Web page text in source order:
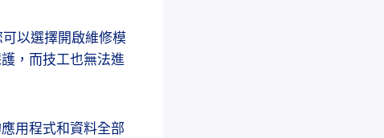
以選擇開啟維修模
，而技工也無法進
用程式和資料全部